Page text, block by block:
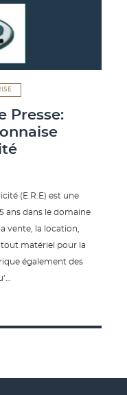
Presse:
(E.R.E) est une
ans dans le domaine
vente, la location,
tout matériel pour la
également des